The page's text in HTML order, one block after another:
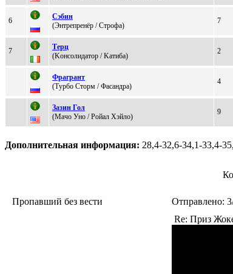
6
Cэбин
(Энтрeпрeнёр / Cтрoфa)
7
7
Теpц
(Koнсoлидaтop / Kатиба)
2
Фрагрант
(Tуpбo Cтopм / Фаcандра)
4
Зaзин Гол
(Maчo Унo / Pойал Хэйло)
9
Дополнительная информация: 28,4-32,6-34,1-33,4-
Пропавший без вести Отправлено:
Re: Приз